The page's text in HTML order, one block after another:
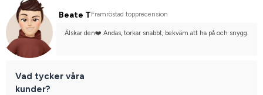
Beate T Framröstad topprecension
Älskar den❤️ Andas, torkar snabbt, bekväm att ha på och snygg.
Vad tycker våra
kunder?